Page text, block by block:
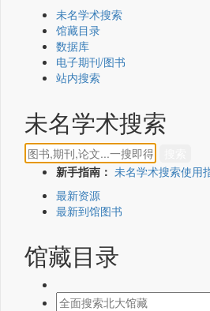
未名学术搜索
馆藏目录
数据库
电子期刊/图书
站内搜索
未名学术搜索
新手指南： 未名学术搜索使用
最新资源
最新到馆图书
馆藏目录